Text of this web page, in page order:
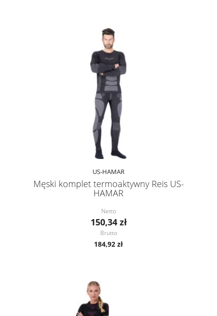
US-HAMAR
Męski komplet termoaktywny Reis US-
HAMAR
Netto
150,34 zł
Brutto
184,92 zł